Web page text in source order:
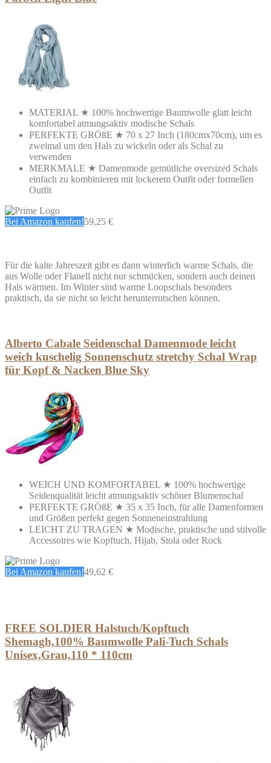
MATERIAL ★ 100% hochwertige Baumwolle glatt leicht
komfortabel atmungsaktiv modische Schals
PERFEKTE GRÖßE ★ 70 x 27 Inch (180cmx70cm), um es
zweimal um den Hals zu wickeln oder als Schal zu
verwenden
MERKMALE ★ Damenmode gemütliche oversized Schals
einfach zu kombinieren mit lockerem Outfit oder formellen
Outfit
Bei Amazon kaufen!59,25 €
Für die kalte Jahreszeit gibt es dann winterlich warme Schals, die
aus Wolle oder Flanell nicht nur schmücken, sondern auch deinen
Hals wärmen. Im Winter sind warme Loopschals besonders
praktisch, da sie nicht so leicht herunterrutschen können.
Alberto Cabale Seidenschal Damenmode leicht
weich kuschelig Sonnenschutz stretchy Schal Wrap
für Kopf & Nacken Blue Sky
WEICH UND KOMFORTABEL ★ 100% hochwertige
Seidenqualität leicht atmungsaktiv schöner Blumenschal
PERFEKTE GRÖßE ★ 35 x 35 Inch, für alle Damenformen
und Größen perfekt gegen Sonneneinstrahlung
LEICHT ZU TRAGEN ★ Modische, praktische und stilvolle
Accessoires wie Kopftuch, Hijab, Stola oder Rock
Bei Amazon kaufen!49,62 €
FREE SOLDIER Halstuch/Kopftuch
Shemagh,100% Baumwolle Pali-Tuch Schals
Unisex,Grau,110 * 110cm